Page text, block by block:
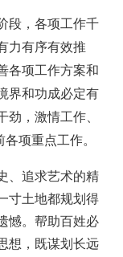
，各项工作千
力有序有效推
各项工作方案和
界和功成必定有
，激情工作、
项重点工作。
追求艺术的精
寸土地都规划得
憾。帮助百姓必
想，既谋划长远